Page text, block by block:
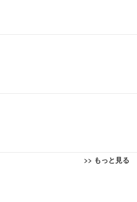
>> もっと見る
通気性メッシュ 在宅ワーク H-WY01